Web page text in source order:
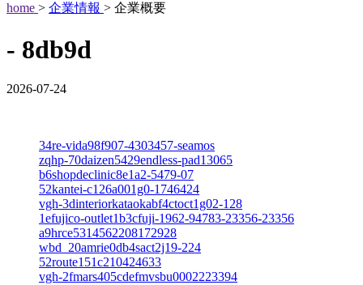
home > 企業情報 > 企業概要
- 8db9d
2026-07-24
34re-vida98f907-4303457-seamos
zqhp-70daizen5429endless-pad13065
b6shopdeclinic8e1a2-5479-07
52kantei-c126a001g0-1746424
vgh-3dinteriorkataokabf4ctoct1g02-128
1efujico-outlet1b3cfuji-1962-94783-23356-23356
a9hrce5314562208172928
wbd_20amrie0db4sact2j19-224
52route151c210424633
vgh-2fmars405cdefmvsbu0002223394